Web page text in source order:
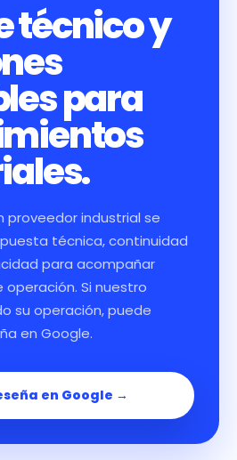
técnico y
para
proveedor industrial se
técnica, continuidad
para acompañar
Si nuestro
su operación, puede
en Google.
en Google →